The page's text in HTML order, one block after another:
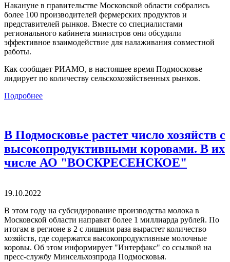
Накануне в правительстве Московской области собрались
более 100 производителей фермерских продуктов и
представителей рынков. Вместе со специалистами
регионального кабинета министров они обсудили
эффективное взаимодействие для налаживания совместной
работы.
Как сообщает РИАМО, в настоящее время Подмосковье
лидирует по количеству сельскохозяйственных рынков.
Подробнее
В Подмосковье растет число хозяйств с
высокопродуктивными коровами. В их
числе АО "ВОСКРЕСЕНСКОЕ"
19.10.2022
В этом году на субсидирование производства молока в
Московской области направят более 1 миллиарда рублей. По
итогам в регионе в 2 с лишним раза вырастет количество
хозяйств, где содержатся высокопродуктивные молочные
коровы. Об этом информирует "Интерфакс" со ссылкой на
пресс-службу Минсельхозпрода Подмосковья.